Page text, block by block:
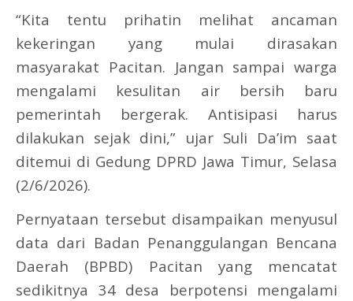
“Kita tentu prihatin melihat ancaman
kekeringan yang mulai dirasakan
masyarakat Pacitan. Jangan sampai warga
mengalami kesulitan air bersih baru
pemerintah bergerak. Antisipasi harus
dilakukan sejak dini,” ujar Suli Da’im saat
ditemui di Gedung DPRD Jawa Timur, Selasa
(2/6/2026).
Pernyataan tersebut disampaikan menyusul
data dari Badan Penanggulangan Bencana
Daerah (BPBD) Pacitan yang mencatat
sedikitnya 34 desa berpotensi mengalami